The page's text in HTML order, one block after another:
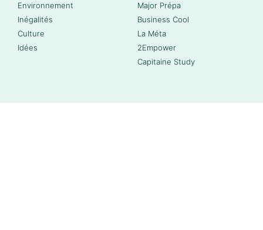
Environnement
Inégalités
Culture
Idées
Major Prépa
Business Cool
La Méta
2Empower
Capitaine Study